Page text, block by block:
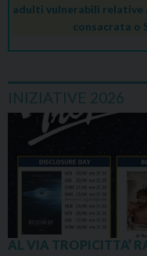
adulti vulnerabili relative
consacrata o
INIZIATIVE 2026
AL VIA TROPICITTA’